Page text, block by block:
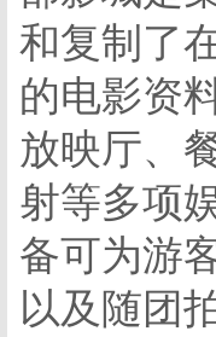
和复制了
的电影资
放映厅、
射等多项
备可为游
以及随团